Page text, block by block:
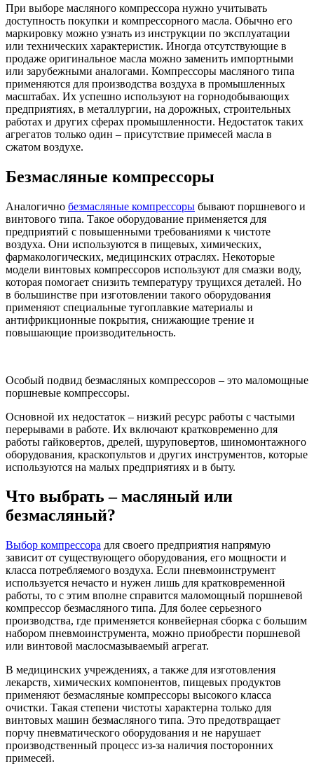
При выборе масляного компрессора нужно учитывать
доступность покупки и компрессорного масла. Обычно его
маркировку можно узнать из инструкции по эксплуатации
или технических характеристик. Иногда отсутствующие в
продаже оригинальное масла можно заменить импортными
или зарубежными аналогами. Компрессоры масляного типа
применяются для производства воздуха в промышленных
масштабах. Их успешно используют на горнодобывающих
предприятиях, в металлургии, на дорожных, строительных
работах и других сферах промышленности. Недостаток таких
агрегатов только один – присутствие примесей масла в
сжатом воздухе.
Безмасляные компрессоры
Аналогично безмасляные компрессоры бывают поршневого и
винтового типа. Такое оборудование применяется для
предприятий с повышенными требованиями к чистоте
воздуха. Они используются в пищевых, химических,
фармакологических, медицинских отраслях. Некоторые
модели винтовых компрессоров используют для смазки воду,
которая помогает снизить температуру трущихся деталей. Но
в большинстве при изготовлении такого оборудования
применяют специальные тугоплавкие материалы и
антифрикционные покрытия, снижающие трение и
повышающие производительность.
Особый подвид безмасляных компрессоров – это маломощные
поршневые компрессоры.
Основной их недостаток – низкий ресурс работы с частыми
перерывами в работе. Их включают кратковременно для
работы гайковертов, дрелей, шуруповертов, шиномонтажного
оборудования, краскопультов и других инструментов, которые
используются на малых предприятиях и в быту.
Что выбрать – масляный или
безмасляный?
Выбор компрессора для своего предприятия напрямую
зависит от существующего оборудования, его мощности и
класса потребляемого воздуха. Если пневмоинструмент
используется нечасто и нужен лишь для кратковременной
работы, то с этим вполне справится маломощный поршневой
компрессор безмасляного типа. Для более серьезного
производства, где применяется конвейерная сборка с большим
набором пневмоинструмента, можно приобрести поршневой
или винтовой маслосмазываемый агрегат.
В медицинских учреждениях, а также для изготовления
лекарств, химических компонентов, пищевых продуктов
применяют безмасляные компрессоры высокого класса
очистки. Такая степени чистоты характерна только для
винтовых машин безмасляного типа. Это предотвращает
порчу пневматического оборудования и не нарушает
производственный процесс из-за наличия посторонних
примесей.